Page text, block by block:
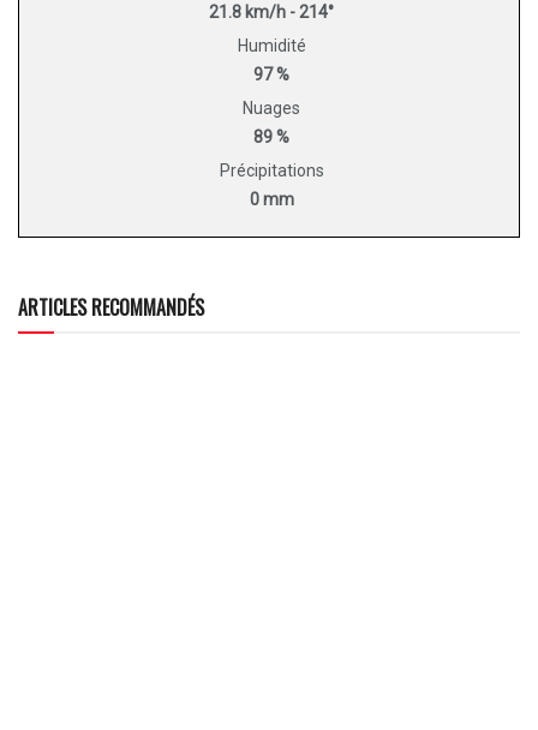
21.8 km/h - 214°
Humidité
97 %
Nuages
89 %
Précipitations
0 mm
ARTICLES RECOMMANDÉS